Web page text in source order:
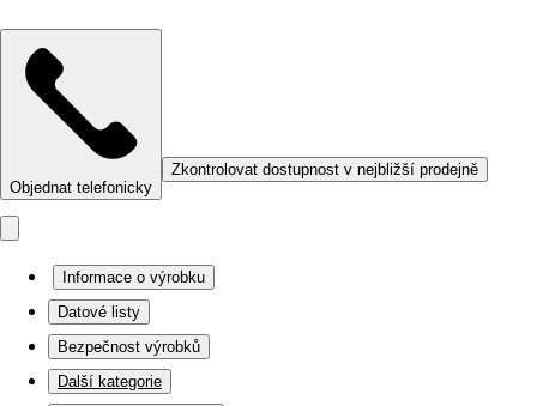
Objednat telefonicky
Zkontrolovat dostupnost v nejbližší prodejně
Informace o výrobku
Datové listy
Bezpečnost výrobků
Další kategorie